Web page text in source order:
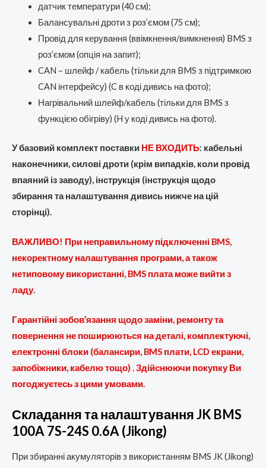
датчик температури (40 см);
Балансувальні дроти з роз’ємом (75 см);
Провід для керування (ввімкнення/вимкнення) BMS з
роз’ємом (опція на запит);
CAN – шлейф / кабель (тільки для BMS з підтримкою
CAN інтерфейсу) (C в коді дивись на фото);
Нагрівальний шлейф/кабель (тільки для BMS з
функцією обігріву) (H у коді дивись на фото).
У базовий комплект поставки НЕ ВХОДИТЬ: кабельні
наконечники, силові дроти (крім випадків, коли провід
впаяний із заводу), інструкція (інструкція щодо
збирання та налаштування дивись нижче на цій
сторінці).
ВАЖЛИВО! При неправильномупідключенні BMS,
некоректномуналаштування програми, а також
нетиповому використанні, BMS плата може вийти з
ладу.
Гарантійні зобов’язання щодо заміни, ремонту та
повернення не поширюються на деталі, комплектуючі,
електронні блоки (балансири, BMS плати, LCD екрани,
запобіжники, кабелю тощо) . Здійснюючи покупку Ви
погоджуєтесь з цими умовами.
Складання та налаштування JK BMS
100A 7S-24S 0.6A (Jikong)
При збиранні акумуляторів з використанням BMS JK (Jikong)